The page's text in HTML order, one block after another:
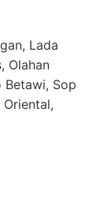
Lada
Olahan
Betawi, Sop
Oriental,